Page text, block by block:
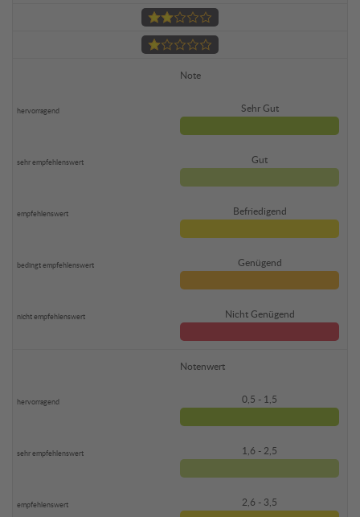
Note
Sehr Gut
Gut
Befriedigend
Genügend
Nicht Genügend
Notenwert
0,5 - 1,5
1,6 - 2,5
2,6 - 3,5